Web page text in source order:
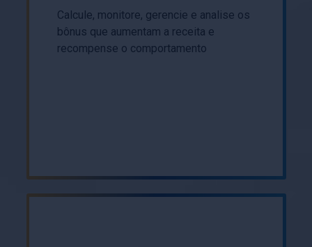
Calcule, monitore, gerencie e analise os
bônus que aumentam a receita e
recompense o comportamento